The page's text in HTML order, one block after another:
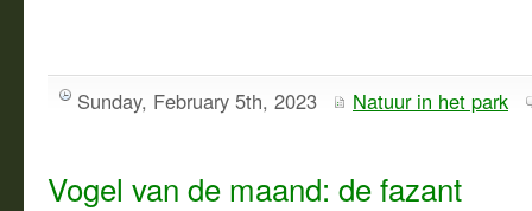
Sunday, February 5th, 2023 Natuur in het park
Vogel van de maand: de fazant